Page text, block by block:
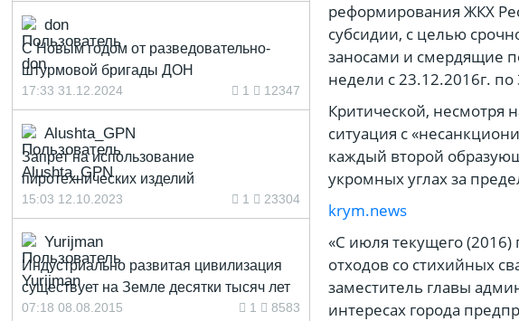
реформирования ЖКХ
субсидии, с целью
заносами и смердящие
недели с 23.12.2016г.
Критической, несмотря
ситуация с
каждый второй
укромных углах за
krym.news
«С июля текущего (2016)
отходов со стихийных
заместитель главы
интересах города
don
С Новым годом от разведовательно-
штурмовой бригады ДОН
17:33 31.12.2024 1 12347
Alushta_GPN
Запрет на использование
пиротехнических изделий
15:03 12.10.2023 1 23304
Yurijman
Индустриально развитая цивилизация
существует на Земле десятки тысяч лет
07:18 08.08.2015 1 8583